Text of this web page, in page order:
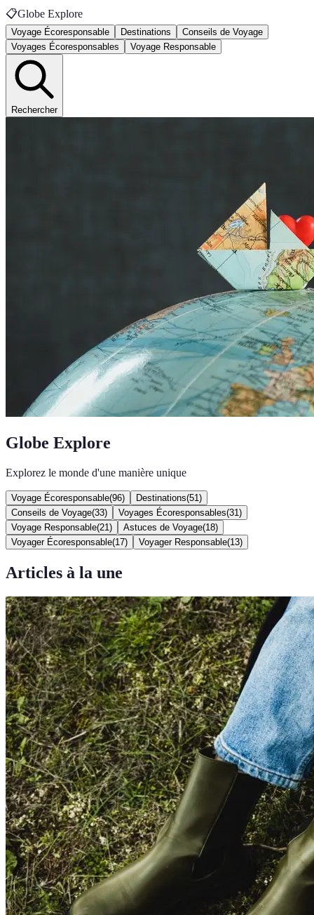
📋Globe Explore
Voyage Écoresponsable Destinations
Conseils de Voyage
Voyages Écoresponsables
Voyage Responsable
Rechercher
Globe Explore
Explorez le monde d'une manière unique
Voyage Écoresponsable(96) Destinations(51 )
Conseils de Voyage(33) Voyages Écoresponsables(31 )
Voyage Responsable(21 ) Astuces de Voyage(18)
Voyager Écoresponsable(17) Voyager Responsable(13)
Articles à la une